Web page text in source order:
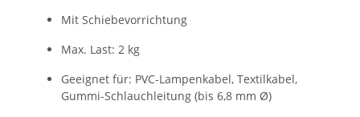
Mit Schiebevorrichtung
Max. Last: 2 kg
Geeignet für: PVC-Lampenkabel, Textilkabel,
Gummi-Schlauchleitung (bis 6,8 mm Ø)